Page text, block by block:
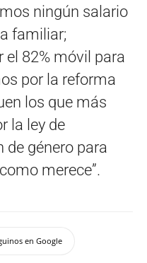
ningún salario
familiar;
82% móvil para
por la reforma
los que más
la ley de
de género para
merece”.
en Google